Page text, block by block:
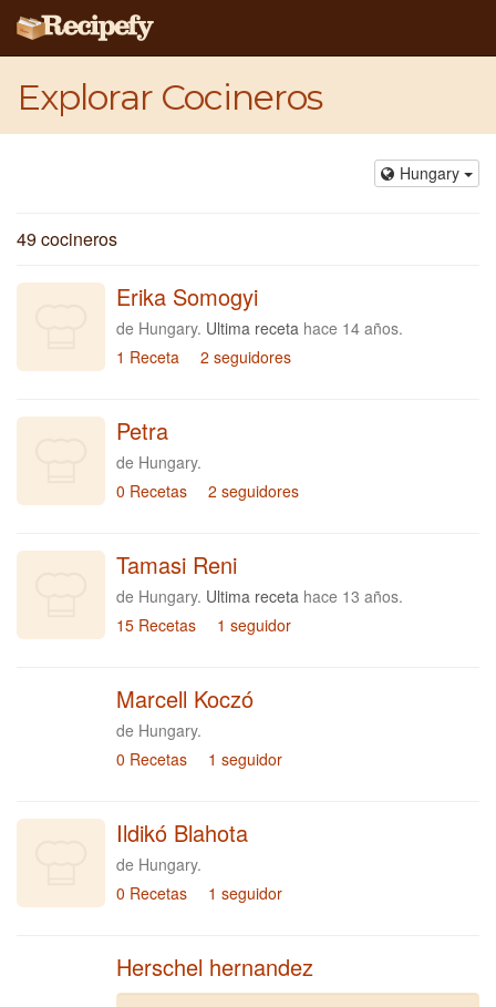
Explorar Cocineros
Hungary
49 cocineros
Erika Somogyi
de Hungary. Ultima receta hace 14 años.
1 Receta
2 seguidores
Petra
de Hungary.
0 Recetas
2 seguidores
Tamasi Reni
de Hungary. Ultima receta hace 13 años.
15 Recetas
1 seguidor
Marcell Koczó
de Hungary.
0 Recetas
1 seguidor
Ildikó Blahota
de Hungary.
0 Recetas
1 seguidor
Herschel hernandez